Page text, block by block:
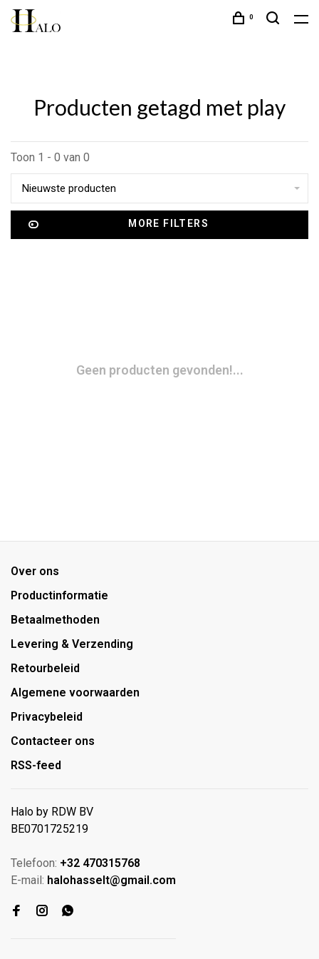
0
Producten getagd met play
Toon 1 - 0 van 0
Nieuwste producten
MORE FILTERS
Geen producten gevonden!...
Over ons
Productinformatie
Betaalmethoden
Levering & Verzending
Retourbeleid
Algemene voorwaarden
Privacybeleid
Contacteer ons
RSS-feed
Halo by RDW BV
BE0701725219
Telefoon: +32 470315768
E-mail: halohasselt@gmail.com